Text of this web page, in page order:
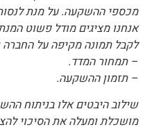
מכספי ההשקעה. על מנת
אנחנו מציגים מודל פשוט
לקבל תמונה מקיפה על החברה
– תמחור המדד.
– תזמון ההשקעה.
שילוב היבטים אלו בניתוח
מושכלת ומעלה את הסיכוי